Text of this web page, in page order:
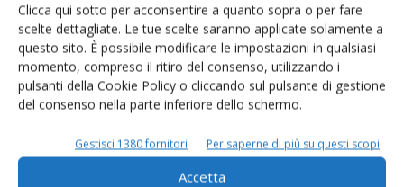
Clicca qui sotto per acconsentire a quanto sopra o per fare
scelte dettagliate. Le tue scelte saranno applicate solamente a
questo sito. È possibile modificare le impostazioni in qualsiasi
momento, compreso il ritiro del consenso, utilizzando i
pulsanti della Cookie Policy o cliccando sul pulsante di gestione
del consenso nella parte inferiore dello schermo.
Gestisci 1380 fornitori Per saperne di più su questi scopi
Accetta
Ma il miglioramento genetico non si ferma
Di Mary Mattiaccio - 25 Marzo 2015